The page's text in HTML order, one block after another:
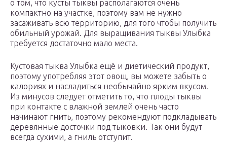
о том, что кусты тыквы располагаются очень
компактно на участке, поэтому вам не нужно
засаживать всю территорию, для того чтобы получить
обильный урожай. Для выращивания тыквы Улыбка
требуется достаточно мало места.
Кустовая тыква Улыбка ещё и диетический продукт,
поэтому употребляя этот овощ, вы можете забыть о
калориях и насладиться необычайно ярким вкусом.
Из минусов следует отметить то, что плоды тыквы
при контакте с влажной землей очень часто
начинают гнить, поэтому рекомендуют подкладывать
деревянные досточки под тыковки. Так они будут
всегда сухими, а гниль отступит.